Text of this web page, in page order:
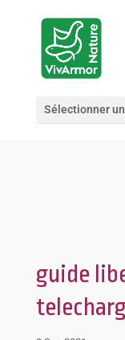
Sélectionner
guide